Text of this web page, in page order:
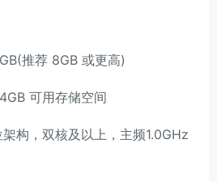
推荐 8GB 或更高)
可用存储空间
，双核及以上，主频1.0GHz